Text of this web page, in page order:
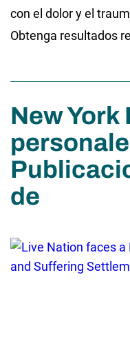
con el dolor y el
Obtenga resultados
New York
de